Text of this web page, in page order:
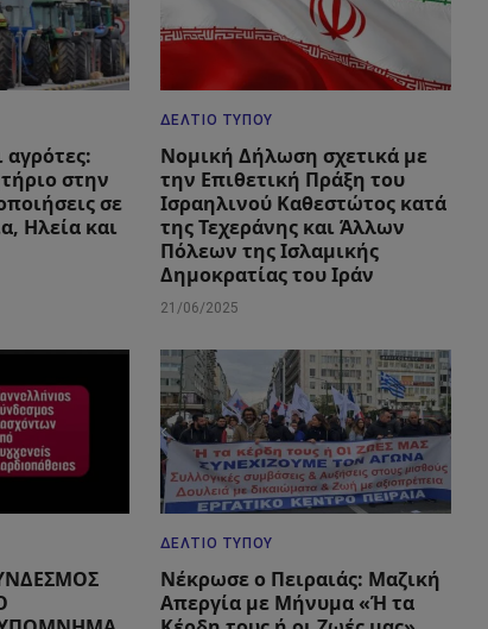
στην
σε
Ηλεία και
ΔΕΛΤΊΟ ΤΎΠΟΥ
Νομική Δήλωση σχετικά με
την Επιθετική Πράξη του
Ισραηλινού Καθεστώτος κατά
της Τεχεράνης και Άλλων
Πόλεων της Ισλαμικής
Δημοκρατίας του Ιράν
21/06/2025
ΔΕΛΤΊΟ ΤΎΠΟΥ
Νέκρωσε ο Πειραιάς: Μαζική
Απεργία με Μήνυμα «Ή τα